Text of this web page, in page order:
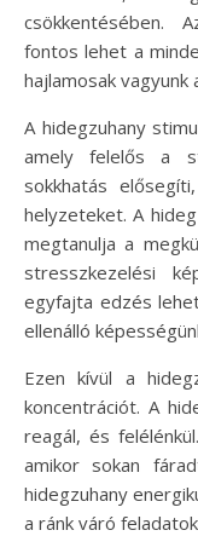
csökkentésében.
fontos lehet a
hajlamosak
A hidegzuhany
amely felelős a
sokkhatás
helyzeteket. A
megtanulja a
stresszkezelési
egyfajta edzés
ellenálló
Ezen kívül a
koncentrációt. A
reagál, és
amikor sokan
hidegzuhany
a ránk váró